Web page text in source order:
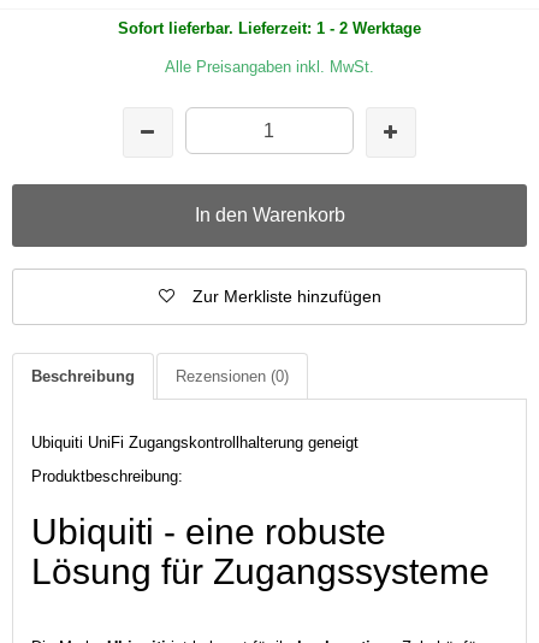
Sofort lieferbar. Lieferzeit: 1 - 2 Werktage
Alle Preisangaben inkl. MwSt.
In den Warenkorb
Zur Merkliste hinzufügen
Beschreibung Rezensionen (0)
Ubiquiti UniFi Zugangskontrollhalterung geneigt
Produktbeschreibung:
Ubiquiti - eine robuste
Lösung für Zugangssysteme